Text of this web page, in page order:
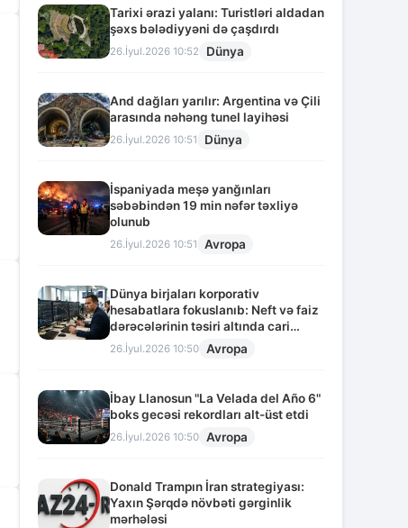
Tarixi ərazi yalanı: Turistləri aldadan
şəxs bələdiyyəni də çaşdırdı
26.İyul.2026 10:52 Dünya
And dağları yarılır: Argentina və Çili
arasında nəhəng tunel layihəsi
26.İyul.2026 10:51 Dünya
İspaniyada meşə yanğınları
səbəbindən 19 min nəfər təxliyə
olunub
26.İyul.2026 10:51 Avropa
Dünya birjaları korporativ
hesabatlara fokuslanıb: Neft və faiz
dərəcələrinin təsiri altında cari
vəziyyət
26.İyul.2026 10:50 Avropa
İbay Llanosun "La Velada del Año 6"
boks gecəsi rekordları alt-üst etdi
26.İyul.2026 10:50 Avropa
Donald Trampın İran strategiyası:
Yaxın Şərqdə növbəti gərginlik
mərhələsi